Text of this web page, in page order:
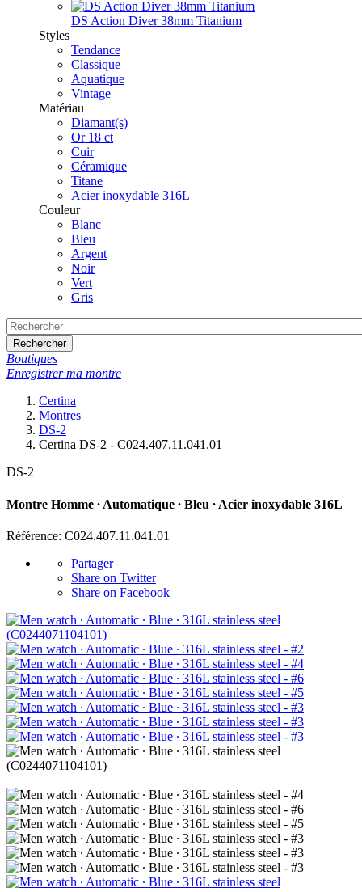
DS Action Diver 38mm Titanium
Styles
Tendance
Classique
Aquatique
Vintage
Matériau
Diamant(s)
Or 18 ct
Cuir
Céramique
Titane
Acier inoxydable 316L
Couleur
Blanc
Bleu
Argent
Noir
Vert
Gris
Rechercher
Boutiques
Enregistrer ma montre
Certina
Montres
DS-2
Certina DS-2 - C024.407.11.041.01
DS-2
Montre Homme ∙ Automatique ∙ Bleu ∙ Acier inoxydable 316L
Référence: C024.407.11.041.01
Partager
Share on Twitter
Share on Facebook